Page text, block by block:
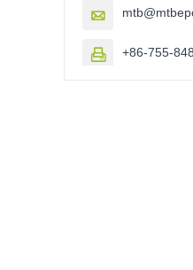

 +86-755-